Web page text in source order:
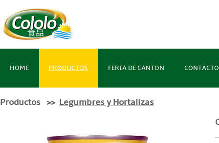
HOME PRODUCTOS FERIA DE CANTON CONTACTO
Productos >> Legumbres y Hortalizas